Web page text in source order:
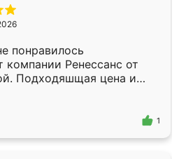
понравилось
компании Ренессанс от
Подходяшщая цена и
Приехавший
Владислав
эскизу самый
1